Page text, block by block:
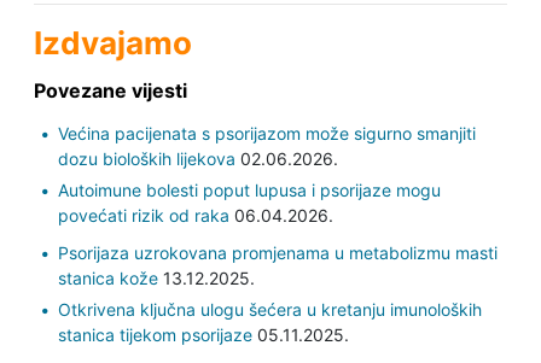
Izdvajamo
Povezane vijesti
Većina pacijenata s psorijazom može sigurno smanjiti
dozu bioloških lijekova 02.06.2026.
Autoimune bolesti poput lupusa i psorijaze mogu
povećati rizik od raka 06.04.2026.
Psorijaza uzrokovana promjenama u metabolizmu masti
stanica kože13.12.2025.
Otkrivena ključna ulogu šećera u kretanju imunoloških
stanica tijekom psorijaze05.11.2025.